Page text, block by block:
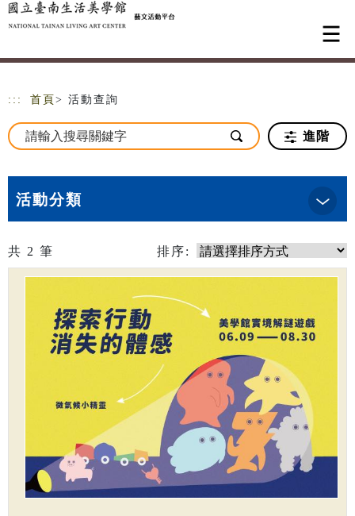
跳到主要內容
網站導覽
::: 首頁 > 活動查詢
進階
活動分類
共 2 筆 排序: